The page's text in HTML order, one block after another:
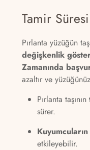
Tamir Süresi
Pırlanta yüzüğün
değişkenlik
Zamanında
azaltır ve
Pırlanta taşının
sürer.
etkileyebilir.